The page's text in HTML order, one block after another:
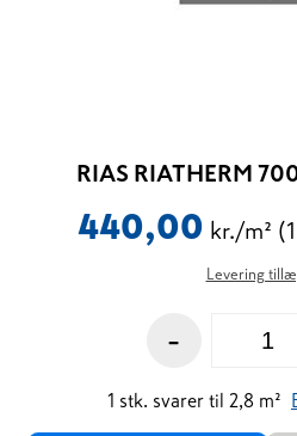
RIAS RIATHERM
440,00 kr./m²
Levering
-
1 stk. svarer til 2,8 m²